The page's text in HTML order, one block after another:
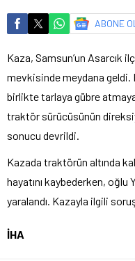
ABONE OL
Kaza, Samsun’un Asarcık
mevkisinde meydana geldi.
birlikte tarlaya gübre
traktör sürücüsünün
sonucu devrildi.
Kazada traktörün altında
hayatını kaybederken,
yaralandı. Kazayla ilgili
İHA